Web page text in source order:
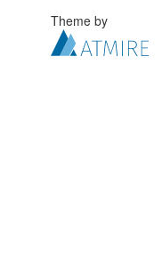
Theme by